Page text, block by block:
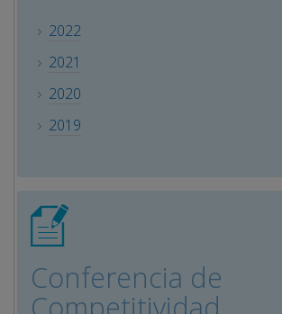
2022
2021
2020
2019
Conferencia de